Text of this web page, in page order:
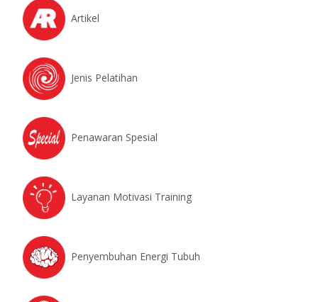
Artikel
Jenis Pelatihan
Penawaran Spesial
Layanan Motivasi Training
Penyembuhan Energi Tubuh